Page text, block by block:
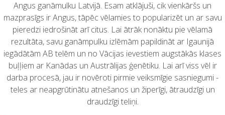
Angus ganāmulku Latvijā. Esam atklājuši, cik vienkāršs un
mazprasīgs ir Angus, tāpēc vēlamies to popularizēt un ar savu
pieredzi iedrošināt arī citus. Lai ātrāk nonāktu pie vēlamā
rezultāta, savu ganāmpulku izlēmām papildināt ar Igaunijā
iegādātām AB telēm un no Vācijas ievestiem augstākās klases
buļļiem ar Kanādas un Austrālijas ģenētiku. Lai arī viss vēl ir
darba procesā, jau ir novēroti pirmie veiksmīgie sasniegumi -
teles ar neapgrūtinātu atnešanos un žiperīgi, ātraudzīgi un
draudzīgi teliņi.